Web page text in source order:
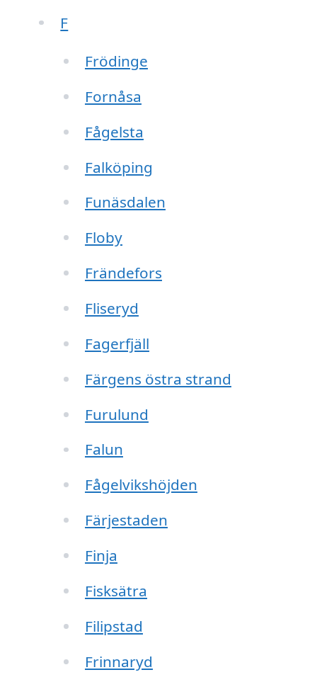
F
Frödinge
Fornåsa
Fågelsta
Falköping
Funäsdalen
Floby
Frändefors
Fliseryd
Fagerfjäll
Färgens östra strand
Furulund
Falun
Fågelvikshöjden
Färjestaden
Finja
Fisksätra
Filipstad
Frinnaryd